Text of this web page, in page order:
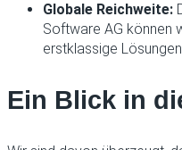
Globale Reichweite:
Software AG können
erstklassige
Ein Blick in